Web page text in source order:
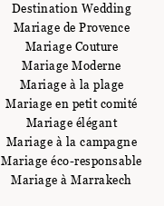
Destination Wedding
Mariage de Provence
Mariage Couture
Mariage Moderne
Mariage à la plage
Mariage en petit comité
Mariage élégant
Mariage à la campagne
Mariage éco-responsable
Mariage à Marrakech